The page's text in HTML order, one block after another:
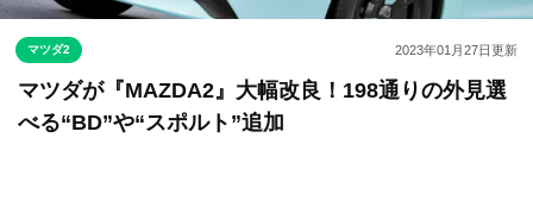
マツダ2 2023年01月27日更新
マツダが『MAZDA2』大幅改良！198通りの外見選
べる“BD”や“スポルト”追加